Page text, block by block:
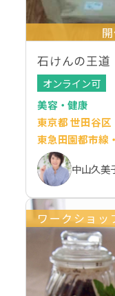
石けんの王道
オンライン可
美容・健康
東京都 世田谷区
東急田園都市線
ワークショッ